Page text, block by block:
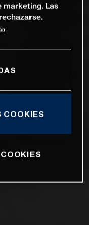
marketing. Las
COOKIES